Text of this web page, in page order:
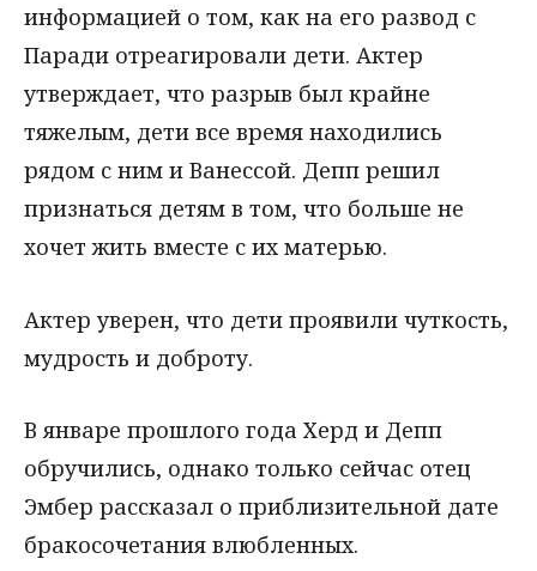
информацией о том, как на его развод с
Паради отреагировали дети. Актер
утверждает, что разрыв был крайне
тяжелым, дети все время находились
рядом с ним и Ванессой. Депп решил
признаться детям в том, что больше не
хочет жить вместе с их матерью.
Актер уверен, что дети проявили чуткость,
мудрость и доброту.
В январе прошлого года Херд и Депп
обручились, однако только сейчас отец
Эмбер рассказал о приблизительной дате
бракосочетания влюбленных.